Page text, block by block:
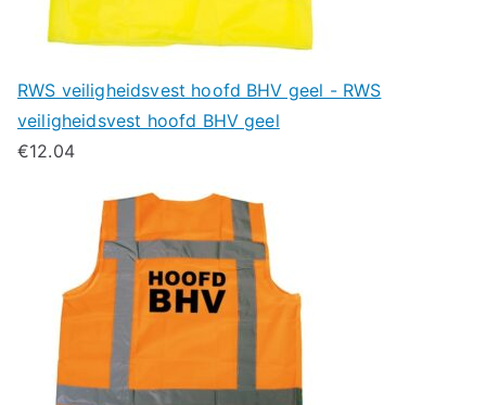
RWS veiligheidsvest hoofd BHV geel - RWS
veiligheidsvest hoofd BHV geel
€12.04